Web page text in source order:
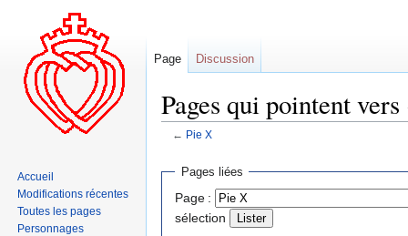
Pages qui pointent vers
← Pie X
Aller
navigation
Aller
recherche
Pages liées
Page :
sélection
Page Discussion
Accueil
Modifications récentes
Toutes les pages
Personnages